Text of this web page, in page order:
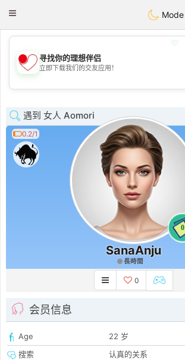
Chat
Toggle
Mode
💖
💕
寻找你的理想伴侣
立即下载我们的交友应用！
遇到 女人 Aomori
0.2/1
0
SanaAnju
長時間
0
会员信息
Age
22 岁
搜索
认真的关系